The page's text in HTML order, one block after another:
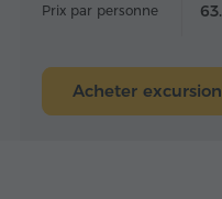
Prix par personne 63.
Acheter excursion